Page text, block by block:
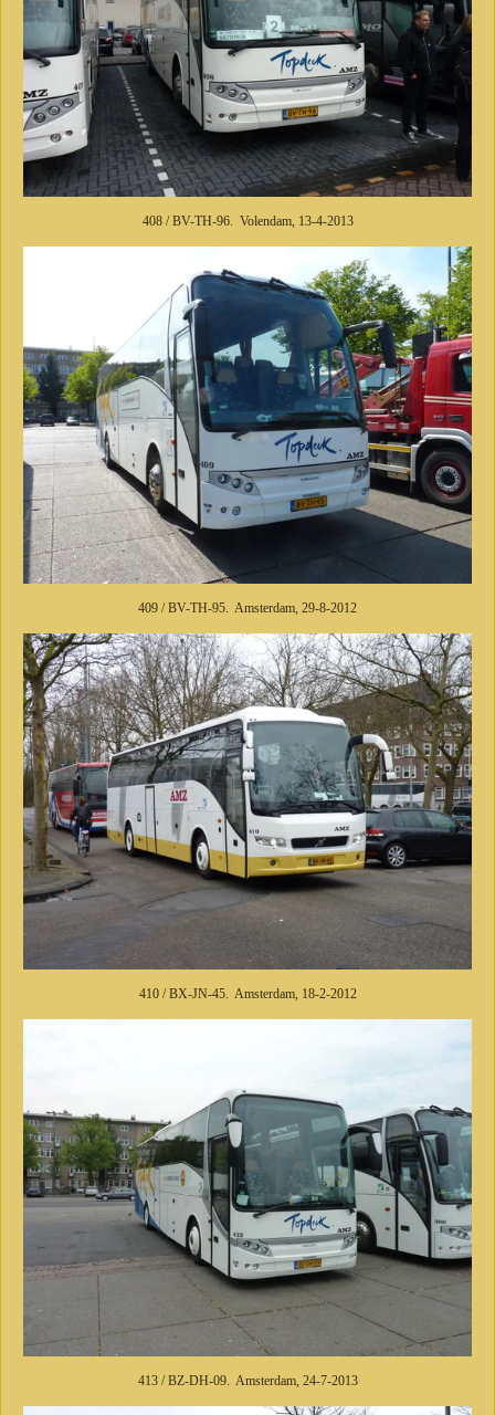
408 / BV-TH-96. Volendam, 13-4-2013
409 / BV-TH-95. Amsterdam, 29-8-2012
410 / BX-JN-45. Amsterdam, 18-2-2012
413 / BZ-DH-09. Amsterdam, 24-7-2013